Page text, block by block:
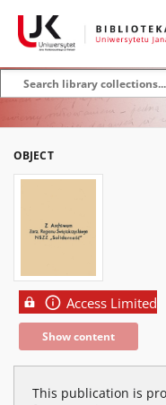
OBJECT
Access Limited
Show content
This publication is